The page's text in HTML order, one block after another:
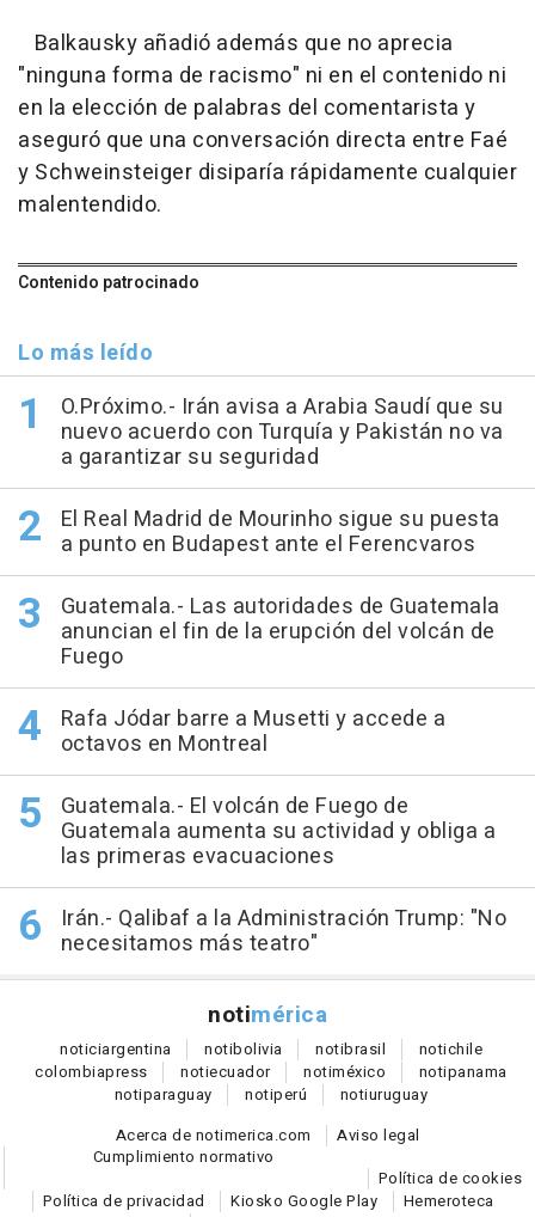
Balkausky añadió además que no aprecia
"ninguna forma de racismo" ni en el contenido ni
en la elección de palabras del comentarista y
aseguró que una conversación directa entre Faé
y Schweinsteiger disiparía rápidamente cualquier
malentendido.
Contenido patrocinado
Lo más leído
O.Próximo.- Irán avisa a Arabia Saudí que su
nuevo acuerdo con Turquía y Pakistán no va
a garantizar su seguridad
El Real Madrid de Mourinho sigue su puesta
a punto en Budapest ante el Ferencvaros
Guatemala.- Las autoridades de Guatemala
anuncian el fin de la erupción del volcán de
Fuego
Rafa Jódar barre a Musetti y accede a
octavos en Montreal
Guatemala.- El volcán de Fuego de
Guatemala aumenta su actividad y obliga a
las primeras evacuaciones
Irán.- Qalibaf a la Administración Trump: "No
necesitamos más teatro"
notimérica
noticiargentina notibolivia notibrasil notichile
colombiapress notiecuador notiméxico notipanama
notiparaguay notiperú notiuruguay
Acerca de notimerica.com
Aviso legal
Cumplimiento normativo
Política de cookies
Política de privacidad
Kiosko Google Play
Hemeroteca